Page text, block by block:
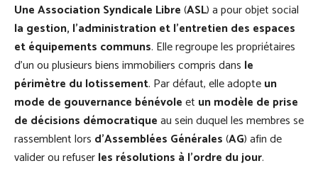
Une Association Syndicale Libre(ASL) a pour objet social
la gestion, l’administration et l’entretien des espaces
et équipements communs. Elle regroupe les propriétaires
d’un ou plusieurs biens immobiliers compris dans le
périmètre du lotissement. Par défaut, elle adopteun
mode de gouvernance bénévoleet un modèle de prise
de décisions démocratiqueau sein duquel les membres se
rassemblent lors d’Assemblées Générales(AG) afin de
valider ou refuserles résolutions à l’ordre du jour.